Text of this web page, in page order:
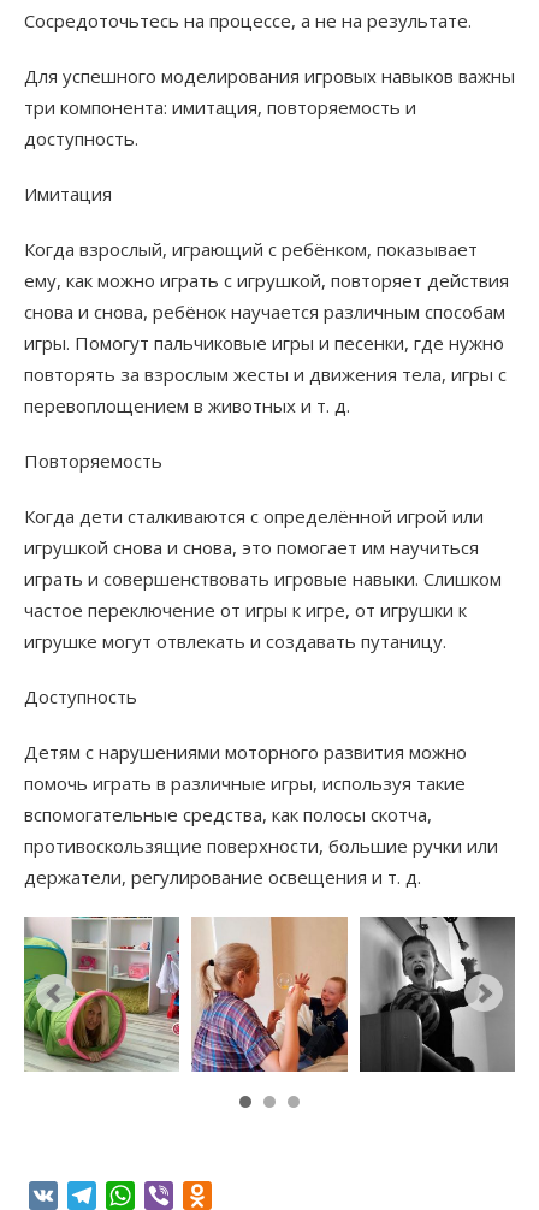
Сосредоточьтесь на процессе, а не на результате.
Для успешного моделирования игровых навыков важны
три компонента: имитация, повторяемость и
дoступность.
Имитация
Когда взрослый, играющий с ребёнком, показывает
ему, как можно играть с игрушкой, повторяет действия
снова и снова, ребёнок научается различным способам
игры. Помогут пальчиковые игры и песенки, где нужно
повторять за взрослым жесты и движения тела,​ игры с
перевоплощением в животных и т. д.​
Повторяемость
Когда дети сталкиваются с определённой игрой или
игрушкой снова и снова, это помогает им научиться
играть и совершенствовать игровые навыки. Слишком
частое переключение от игры к игре, от​ игрушки к
игрушке могут отвлекать и создавать путаницу.
Дoступность
Детям с нарушениями моторного развития можно
помочь играть в различные игры, используя такие
вспомогательные средства, как полосы скотча,
противоскользящие поверхности, большие ручки или
держатели, регулирование освещения и т. д.
VK TelegramWhatsApp
Viber